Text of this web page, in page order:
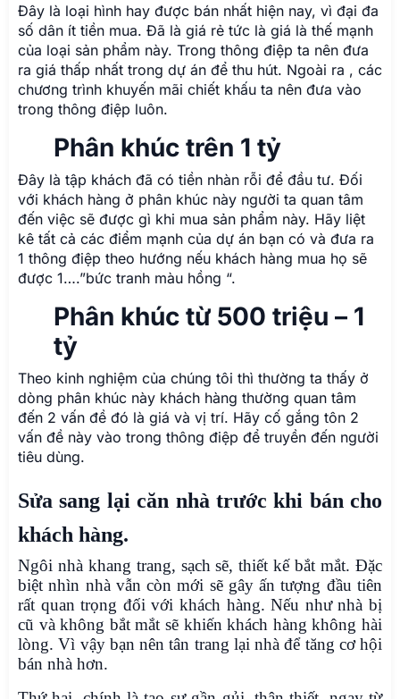
Đây là loại hình hay được bán nhất hiện nay, vì đại đa
số dân ít tiền mua. Đã là giá rẻ tức là giá là thế mạnh
của loại sản phẩm này. Trong thông điệp ta nên đưa
ra giá thấp nhất trong dự án để thu hút. Ngoài ra , các
chương trình khuyến mãi chiết khấu ta nên đưa vào
trong thông điệp luôn.
Phân khúc trên 1 tỷ
Đây là tập khách đã có tiền nhàn rỗi để đầu tư. Đối
với khách hàng ở phân khúc này người ta quan tâm
đến việc sẽ được gì khi mua sản phẩm này. Hãy liệt
kê tất cả các điểm mạnh của dự án bạn có và đưa ra
1 thông điệp theo hướng nếu khách hàng mua họ sẽ
được 1….”bức tranh màu hồng “.
Phân khúc từ 500 triệu – 1
tỷ
Theo kinh nghiệm của chúng tôi thì thường ta thấy ở
dòng phân khúc này khách hàng thường quan tâm
đến 2 vấn đề đó là giá và vị trí. Hãy cố gắng tôn 2
vấn đề này vào trong thông điệp để truyền đến người
tiêu dùng.
Sửa sang lại căn nhà trước khi bán cho
khách hàng.
Ngôi nhà khang trang, sạch sẽ, thiết kế bắt mắt. Đặc
biệt nhìn nhà vẫn còn mới sẽ gây ấn tượng đầu tiên
rất quan trọng đối với khách hàng. Nếu như nhà bị
cũ và không bắt mắt sẽ khiến khách hàng không hài
lòng. Vì vậy bạn nên tân trang lại nhà để tăng cơ hội
bán nhà hơn.